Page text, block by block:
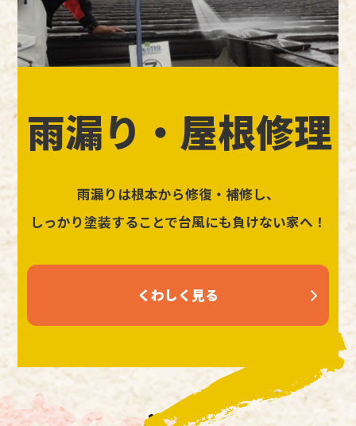
雨漏り・屋根修理
雨漏りは根本から修復・補修し、
しっかり塗装することで台風にも負けない家へ！
くわしく見る